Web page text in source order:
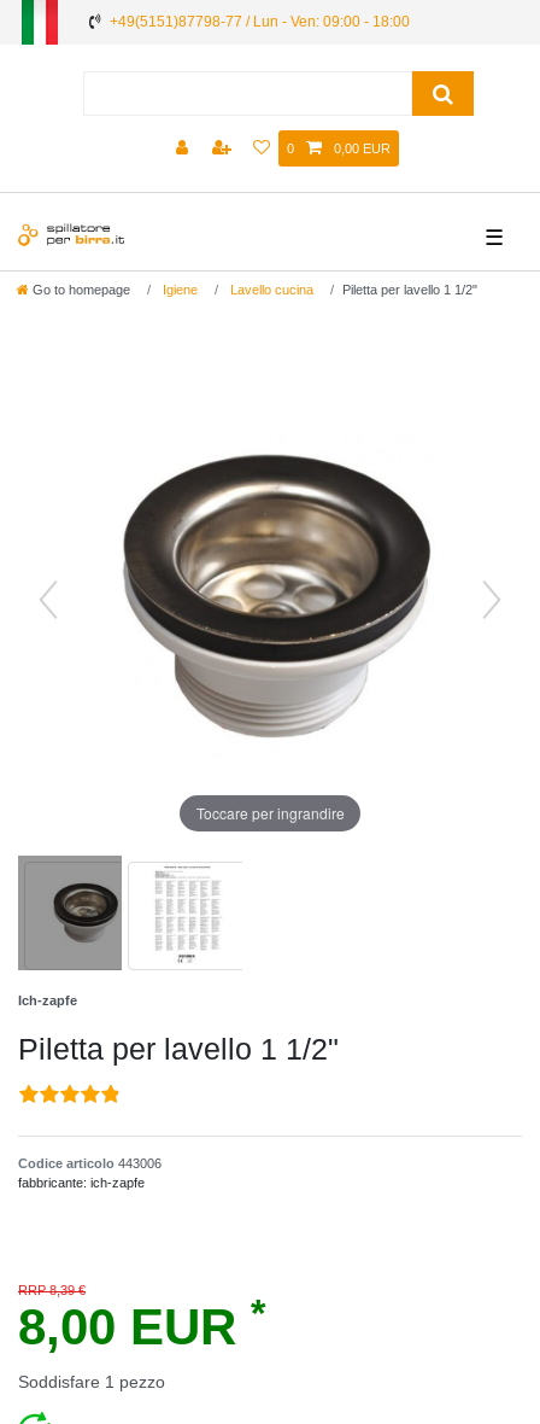
+49(5151)87798-77 / Lun - Ven: 09:00 - 18:00
0 0,00 EUR
☰
Go to homepage Igiene Lavello cucina Piletta per lavello 1 1/2"
Toccare per ingrandire
Ich-zapfe
Piletta per lavello 1 1/2"
Codice articolo 443006
fabbricante: ich-zapfe
RRP 8,39 €
8,00 EUR *
Soddisfare 1 pezzo